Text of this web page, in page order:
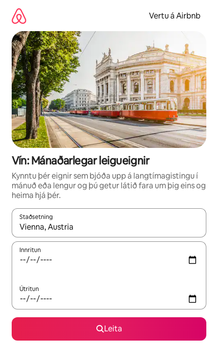
beint
Vertu á Airbnb
Vín: Mánaðarlegar leigueignir
Kynntu þér eignir sem bjóða upp á langtímagistingu í
mánuð eða lengur og þú getur látið fara um þig eins og
heima hjá þér.
Staðsetning
Þegar niðurstöður liggja fyrir skaltu nota upp og niður
Innritun
Útritun
Leita